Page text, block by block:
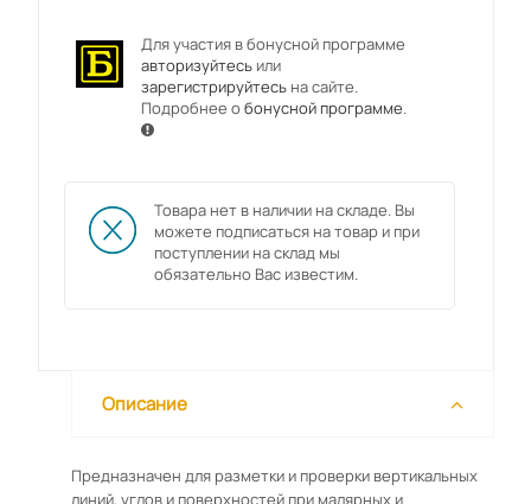
Для участия в бонусной программе
авторизуйтесьили
зарегистрируйтесьна сайте.
Подробнее обонусной программе.
Товара нет в наличии на складе. Вы
можете подписаться на товар и при
поступлении на склад мы
обязательно Вас известим.
Описание
Предназначен для разметки и проверки вертикальных
линий, углов и поверхностей при малярных и